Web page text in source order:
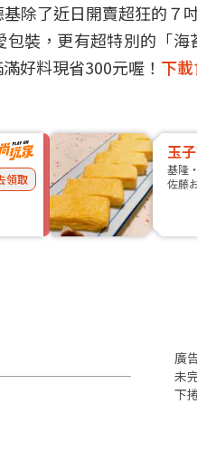
除了近日開賣超狂的７
包裝，更有超特別的「
好料現省300元喔！ 下
領取
玉
基隆
佐藤
廣
未
下